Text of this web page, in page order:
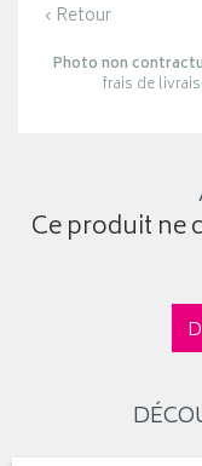
‹ Retour
Photo non
frais de
Ce produit ne